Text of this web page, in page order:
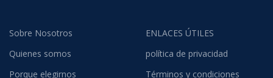
Sobre Nosotros
Quienes somos
Porque elegirnos
ENLACES ÚTILES
política de privacidad
Términos y condiciones